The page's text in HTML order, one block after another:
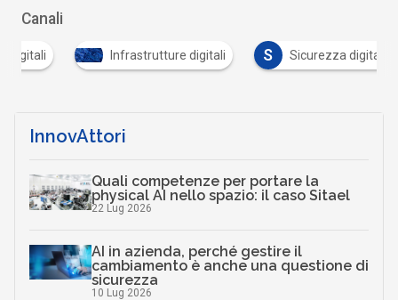
Canali
Infrastrutture digitali Sicurezza digitale
InnovAttori
Quali competenze per portare la
physical AI nello spazio: il caso Sitael
22 Lug 2026
AI in azienda, perché gestire il
cambiamento è anche una questione di
sicurezza
10 Lug 2026